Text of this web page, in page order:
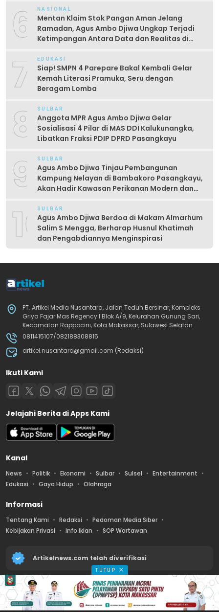
6 NASIONAL
Mentan Klaim Stok Pangan Aman Jelang
Ramadan, Agus Ambo Djiwa Ungkap Terjadi
Ketimpangan Antara Data dan Realitas di
7 EDUKASI
Siap! SMPN 4 Parepare Bakal Kembali Gelar
Kemah Literasi Pramuka, Seru dengan
Beragam Lomba
8 SULBAR
Anggota MPR Agus Ambo Djiwa Gelar
Sosialisasi 4 Pilar di MAS DDI Kalukunangka,
Libatkan Fraksi PDIP DPRD Pasangkayu
9 SULBAR
Agus Ambo Djiwa Tinjau Pembangunan
Kampung Nelayan di Bambakoro Pasangkayu,
Akan Hadir Kawasan Perikanan Modern dan
10SULBAR
Agus Ambo Djiwa Berdoa di Makam Almarhum
Salim S Mengga, Berharap Husnul Khatimah
dan Pengabdiannya Menginspirasi
PT. Artikel Media Nusantara, Jalan Teduh Bersinar, Kompleks
Griya Fajar Mas Regency I Blok A/9, Kelurahan Gunung Sari,
Kecamatan Rappocini, Kota Makassar, Sulawesi Selatan
0811415107/082188308815
artikel.nusantara@gmail.com (Redaksi)
Ikuti Kami
Jelajahi Berita di Apps Kami
Kanal
News Politik Ekonomi Sulbar Sulsel
Entertainment
Edukasi
Gaya Hidup Olahraga
Informasi
Tentang Kami Redaksi
Pedoman Media Siber
Kebijakan Privasi
Info Iklan SOP Wartawan
Artikelnews.com telah diverifikasi
2026 © PT. Artikel Media Nusantara – All Rights Reserved.
TUTUP